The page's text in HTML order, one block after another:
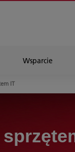
Wsparcie
IT